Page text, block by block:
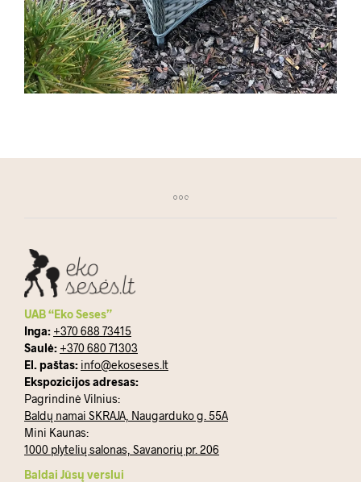
UAB “Eko Seses”
Inga: +370 688 73415
Saulė: +370 680 71303
El. paštas: info@ekoseses.lt
Ekspozicijos adresas:
Pagrindinė Vilnius:
Baldų namai SKRAJA, Naugarduko g. 55A
Mini Kaunas:
1000 plytelių salonas, Savanorių pr. 206
Baldai Jūsų verslui